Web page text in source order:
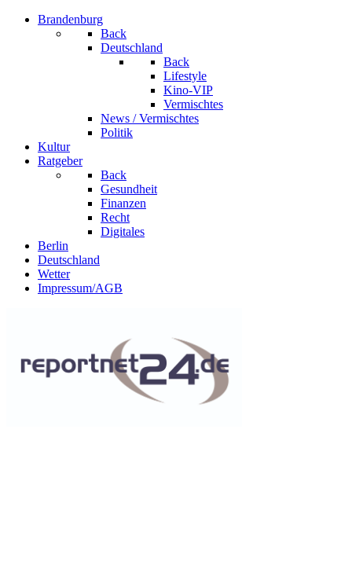
Brandenburg
Back
Deutschland
Back
Lifestyle
Kino-VIP
Vermischtes
News / Vermischtes
Politik
Kultur
Ratgeber
Back
Gesundheit
Finanzen
Recht
Digitales
Berlin
Deutschland
Wetter
Impressum/AGB